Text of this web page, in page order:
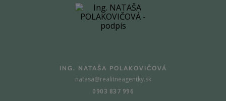
ING. NATAŠA POLAKOVIČOVÁ
natasa@realitneagentky.sk
0903 837 996